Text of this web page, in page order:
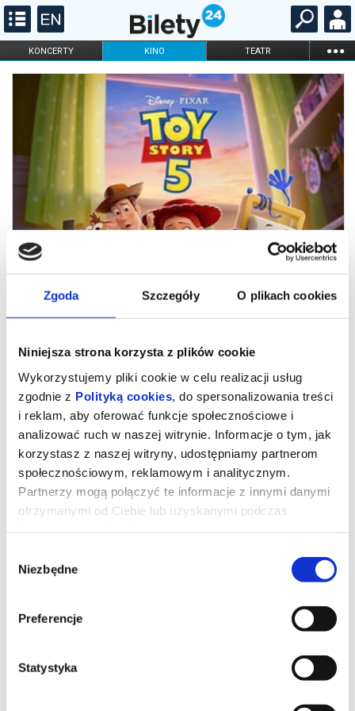
Zgoda Szczegóły O plikach cookies
Niniejsza strona korzysta z plików cookie
Wykorzystujemy pliki cookie w celu realizacji usług
zgodnie z Polityką cookies , do spersonalizowania treści
i reklam, aby oferować funkcje społecznościowe i
analizować ruch w naszej witrynie. Informacje o tym, jak
korzystasz z naszej witryny, udostępniamy partnerom
społecznościowym, reklamowym i analitycznym.
Partnerzy mogą połączyć te informacje z innymi danymi
otrzymanymi od Ciebie lub uzyskanymi podczas
zgody
Niezbędne
Preferencje
Statystyka
KONCERTY KINO TEATR ...
FILHARMONIA OPERA I BALET
STAND-UP
ONLINE KARNETY
*******